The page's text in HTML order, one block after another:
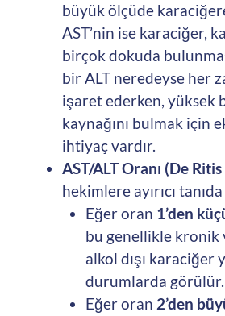
büyük ölçüde
AST’nin ise karaciğer,
birçok dokuda
bir ALT neredeyse her
işaret ederken, yüksek
kaynağını bulmak için
ihtiyaç vardır.
AST/ALT Oranı (De Ritis
hekimlere ayırıcı
Eğer oran 1’den
bu genellikle kronik
alkol dışı karaciğer
durumlarda görülür.
Eğer oran 2’den